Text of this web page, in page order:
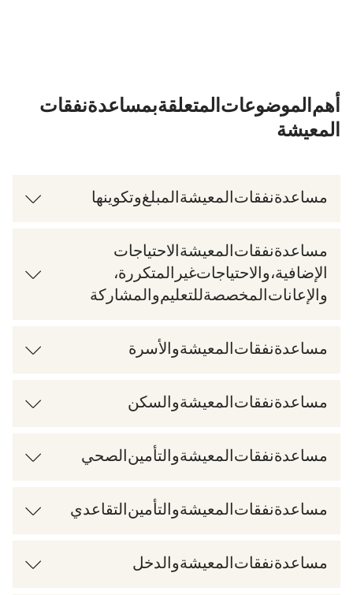
أهم الموضوعات المتعلقة بمساعدة نفقات
المعيشة
مساعدة نفقات المعيشة: المبلغ وتكوينها
مساعدة نفقات المعيشة: الاحتياجات
الإضافية، والاحتياجات غير المتكررة،
والإعانات المخصصة للتعليم والمشاركة
مساعدة نفقات المعيشة والأسرة
مساعدة نفقات المعيشة والسكن
مساعدة نفقات المعيشة والتأمين الصحي
مساعدة نفقات المعيشة والتأمين التقاعدي
مساعدة نفقات المعيشة والدخل